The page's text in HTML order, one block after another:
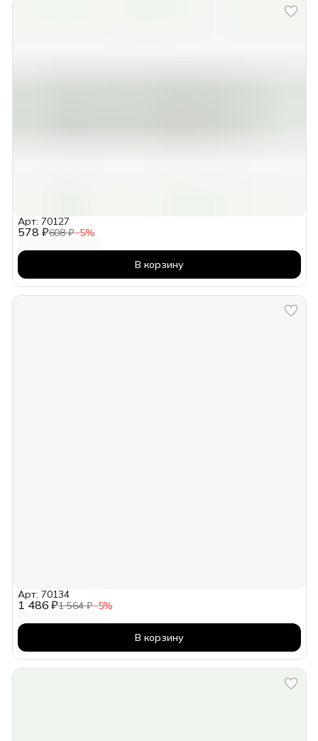
578 ₽608 ₽−5%
Арт: 70127
В корзину
1 486 ₽1 564 ₽−5%
Арт: 70134
В корзину